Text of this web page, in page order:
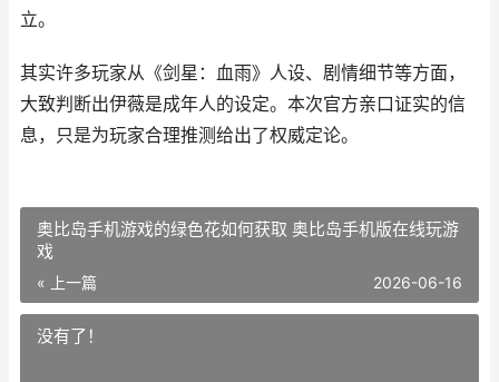
立。
其实许多玩家从《剑星：血雨》人设、剧情细节等方面，
大致判断出伊薇是成年人的设定。本次官方亲口证实的信
息，只是为玩家合理推测给出了权威定论。
奥比岛手机游戏的绿色花如何获取 奥比岛手机版在线玩游
戏
« 上一篇 2026-06-16
没有了！